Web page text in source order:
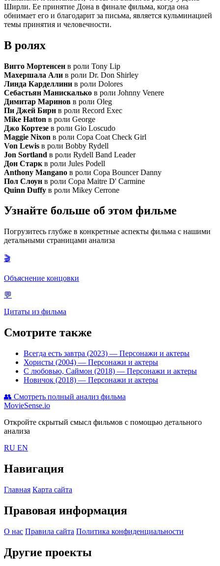
Ширли. Ее принятие Дона в финале фильма, когда она
обнимает его и благодарит за письма, является кульминацией
темы принятия и человечности.
В ролях
Вигго Мортенсен в роли Tony Lip
Махершала Али в роли Dr. Don Shirley
Линда Карделлини в роли Dolores
Себастьян Манискалько в роли Johnny Venere
Димитар Маринов в роли Oleg
Пи Джей Бирн в роли Record Exec
Mike Hatton в роли George
Джо Кортезе в роли Gio Loscudo
Maggie Nixon в роли Copa Coat Check Girl
Von Lewis в роли Bobby Rydell
Jon Sortland в роли Rydell Band Leader
Дон Старк в роли Jules Podell
Anthony Mangano в роли Copa Bouncer Danny
Пол Слоун в роли Copa Maitre D' Carmine
Quinn Duffy в роли Mikey Cerrone
Узнайте больше об этом фильме
Погрузитесь глубже в конкретные аспекты фильма с нашими
детальными страницами анализа
🎬
Объяснение концовки
💬
Цитаты из фильма
Смотрите также
Всегда есть завтра (2023) — Персонажи и актеры
Хористы (2004) — Персонажи и актеры
С любовью, Саймон (2018) — Персонажи и актеры
Новичок (2018) — Персонажи и актеры
👥 Смотреть полный анализ фильма
MovieSense.io
Откройте скрытый смысл фильмов с помощью детального
анализа
RU EN
Навигация
Главная Карта сайта
Правовая информация
О нас Правила сайта Политика конфиденциальности
Другие проекты